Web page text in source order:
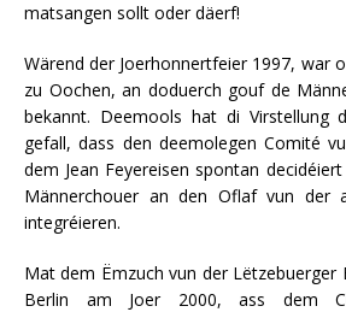
matsangen sollt oder däerf!
Wärend der Joerhonnertfeier 1997, war
zu Oochen, an doduerch gouf de
bekannt. Deemools hat di Virstellung
gefall, dass den deemolegen Comité
dem Jean Feyereisen spontan
Männerchouer an den Oflaf vun der
integréieren.
Mat dem Ëmzuch vun der
Berlin am Joer 2000, ass dem